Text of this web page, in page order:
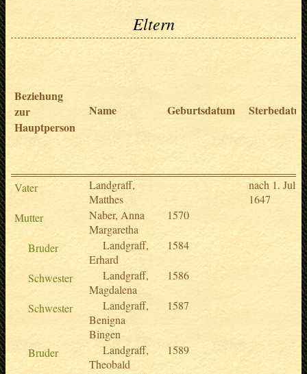
Eltern
Beziehung
zur
Hauptperson
Name Geburtsdatum
Vater
Landgraff,
Matthes
nach 1. Juli
1647
Mutter
Naber, Anna
Margaretha
1570
Bruder
Landgraff,
Erhard
1584
Schwester
Landgraff,
Magdalena
1586
Schwester
Landgraff,
Benigna
Bingen
1587
Bruder
Landgraff,
Theobald
1589